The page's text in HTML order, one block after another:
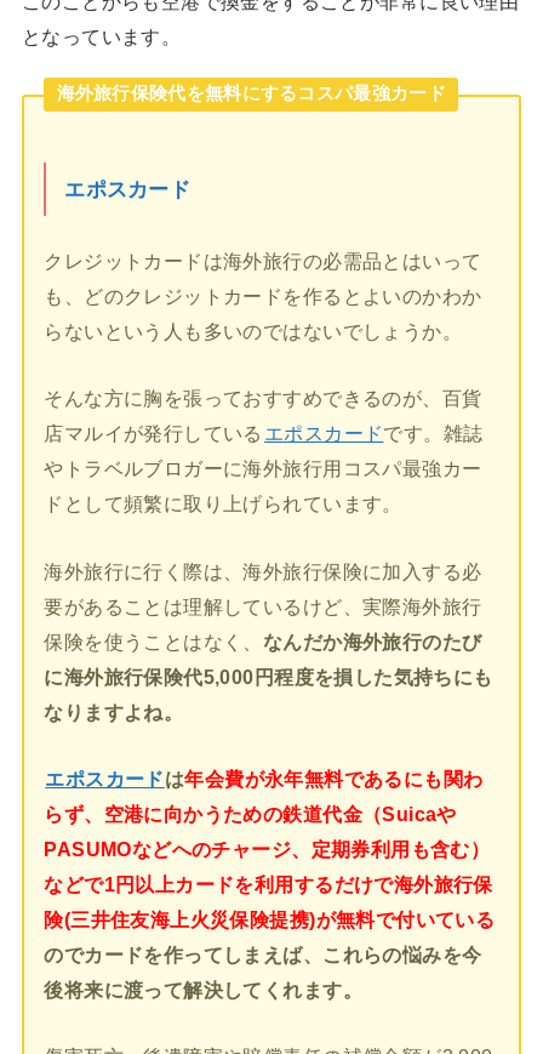
となっています。
海外旅行保険代を無料にするコスパ最強カード
エポスカード
クレジットカードは海外旅行の必需品とはいって
も、どのクレジットカードを作るとよいのかわか
らないという人も多いのではないでしょうか。
そんな方に胸を張っておすすめできるのが、百貨
店マルイが発行している エポスカードです。雑誌
やトラベルブロガーに海外旅行用コスパ最強カー
ドとして頻繁に取り上げられています。
海外旅行に行く際は、海外旅行保険に加入する必
要があることは理解しているけど、実際海外旅行
保険を使うことはなく、 なんだか海外旅行のたび
に海外旅行保険代5,000円程度を損した気持ちにも
なりますよね。
エポスカードは年会費が永年無料であるにも関わ
らず、空港に向かうための鉄道代金（Suicaや
PASUMOなどへのチャージ、定期券利用も含む）
などで1円以上カードを利用するだけで海外旅行保
険(三井住友海上火災保険提携)が無料で付いている
のでカードを作ってしまえば、これらの悩みを今
後将来に渡って解決してくれます。